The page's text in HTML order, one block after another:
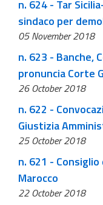
n. 624 - Tar
sindaco per
05 November 2018
n. 623 - Banche,
pronuncia Corte
26 October 2018
n. 622 -
Giustizia
25 October 2018
n. 621 -
Marocco
22 October 2018